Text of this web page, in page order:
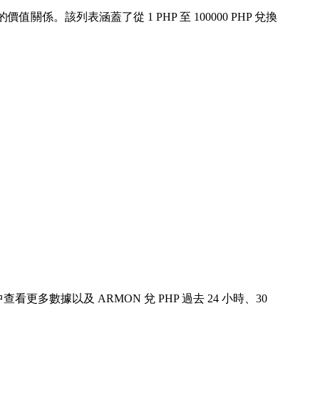
值關係。該列表涵蓋了從 1 PHP 至 100000 PHP 兌換
看更多數據以及 ARMON 兌 PHP 過去 24 小時、30